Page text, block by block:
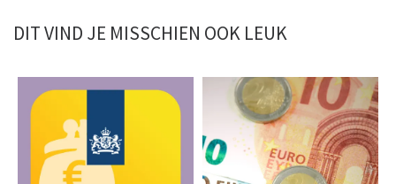
DIT VIND JE MISSCHIEN OOK LEUK